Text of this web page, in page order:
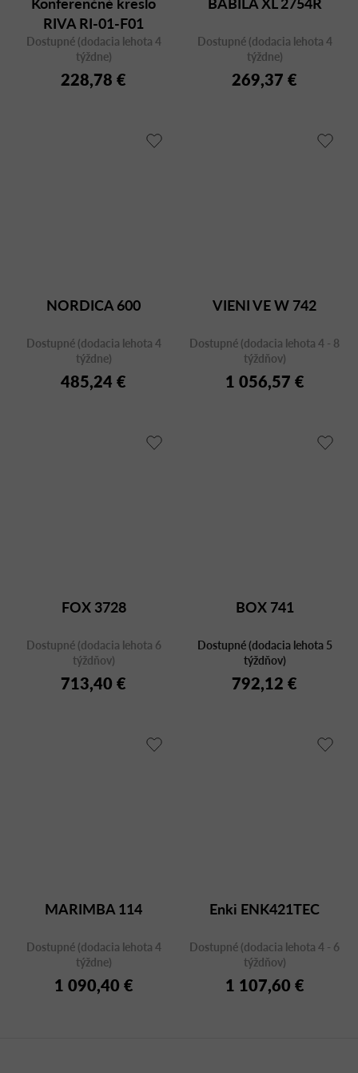
RIVA RI-01-F01
Dostupné (dodacia lehota 4
týždne)
228,78 €
Dostupné (dodacia lehota 4
týždne)
269,37 €
NORDICA 600
Dostupné (dodacia lehota 4
týždne)
485,24 €
VIENI VE W 742
Dostupné (dodacia lehota 4 - 8
týždňov)
1 056,57 €
FOX 3728
Dostupné (dodacia lehota 6
týždňov)
713,40 €
BOX 741
Dostupné (dodacia lehota 5
týždňov)
792,12 €
MARIMBA 114
Dostupné (dodacia lehota 4
týždne)
1 090,40 €
Enki ENK421TEC
Dostupné (dodacia lehota 4 - 6
týždňov)
1 107,60 €